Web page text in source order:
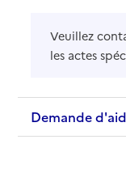
Veuillez
les actes
Demande